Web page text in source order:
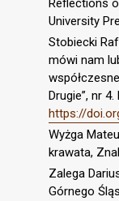
Reflections
University
Stobiecki
mówi nam
Drugie”, nr 4.
https://
Wyżga
krawata,
Zalega
Górnego